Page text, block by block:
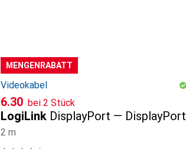
MENGENRABATT
Videokabel
CHF
6.30 bei 2 Stück
LogiLink DisplayPort — DisplayPort
2 m